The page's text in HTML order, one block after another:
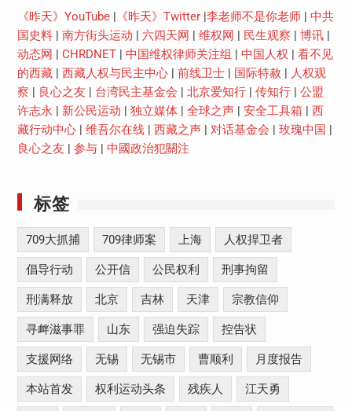
《昨天》YouTube| 《昨天》Twitter| 李老师不是你老师| 中共
国史料| 南方街头运动 六四天网 维权网 民生观察 博讯|
动态网
CHRDNET| 中国维权律师关注组 中国人权
看不见
的西藏| 西藏人权与民主中心| 前线卫士| 国际特赦
人权观
察
良心之友 台湾民主基金会 北京爱知行| 传知行| 公盟
许志永
新公民运动 独立媒体| 全球之声| 安全工具箱
西
藏行动中心| 维吾尔在线| 西藏之声| 对话基金会 玫瑰中国
良心之友
参与| 中國政治犯關注
标签
709大抓捕 709律师案 上海 人权捍卫者
倡导行动 公开信 公民权利 刑事拘留
刑满释放 北京 吉林 天津 宗教信仰
寻衅滋事罪 山东 强迫失踪 控告状
支援网络 无锡 无锡市 曹顺利 月度报告
本站首发 权利运动头条 残疾人 江天勇